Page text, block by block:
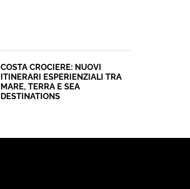
COSTA CROCIERE: NUOVI
ITINERARI ESPERIENZIALI TRA
MARE, TERRA E SEA
DESTINATIONS